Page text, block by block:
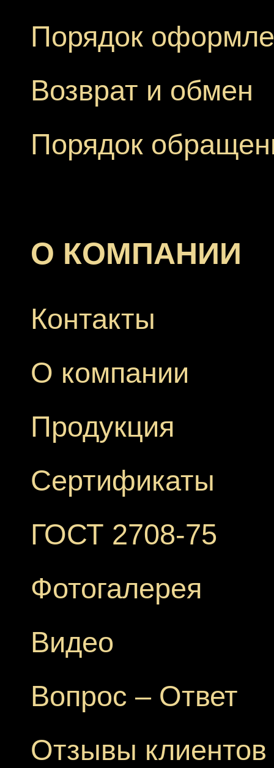
Порядок
Возврат и обмен
Порядок
О КОМПАНИИ
Контакты
О компании
Продукция
Сертификаты
ГОСТ 2708-75
Фотогалерея
Видео
Вопрос – Ответ
Отзывы клиентов